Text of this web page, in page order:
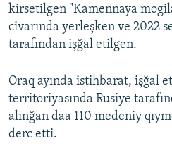
kirsetilgen "Kamennaya
civarında yerleşken ve 2022
tarafından işğal etilgen.
Oraq ayında istihbarat, işğal
territoriyasında Rusiye
alınğan daa 110 medeniy
derc etti.